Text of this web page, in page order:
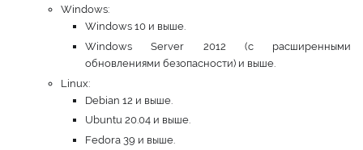
Windows:
Windows 10 и выше.
Windows Server 2012 (с расширенными
обновлениями безопасности) и выше.
Linux:
Debian 12 и выше.
Ubuntu 20.04 и выше.
Fedora 39 и выше.